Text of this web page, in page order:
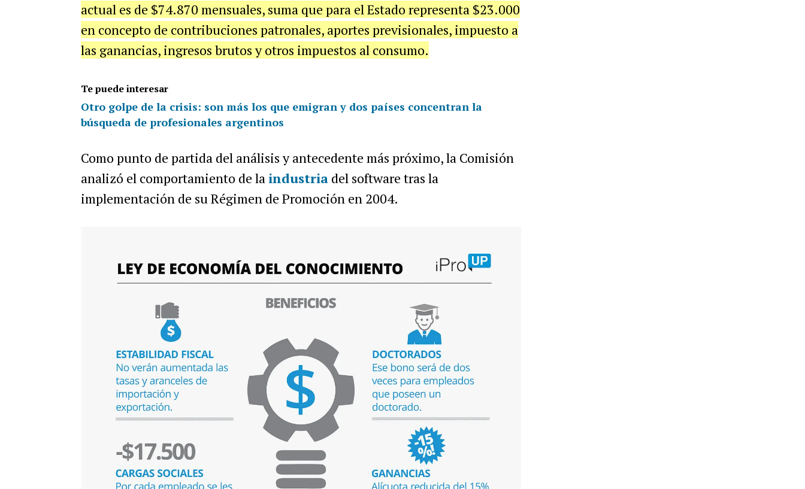
actual es de $74.870 mensuales, suma que para el Estado representa $23.000
en concepto de contribuciones patronales, aportes previsionales, impuesto a
las ganancias, ingresos brutos y otros impuestos al consumo.
Te puede interesar
Otro golpe de la crisis: son más los que emigran y dos países concentran la
búsqueda de profesionales argentinos
Como punto de partida del análisis y antecedente más próximo, la Comisión
analizó el comportamiento de la industriadel software tras la
implementación de su Régimen de Promoción en 2004.